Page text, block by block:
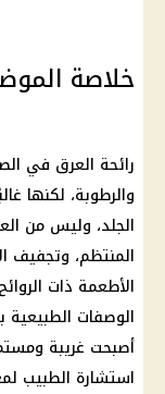
خلاصة
رائحة العرق في
والرطوبة، لكنها
الجلد، وليس من
المنتظم، وتجفيف
الأطعمة ذات
الوصفات الطبيعية
أصبحت غريبة
استشارة الطبيب